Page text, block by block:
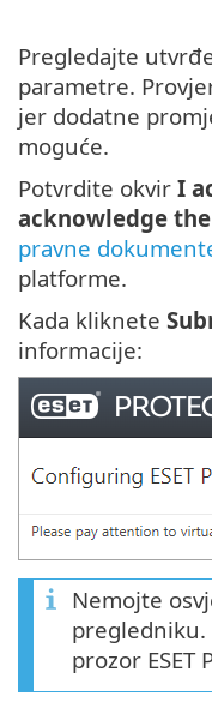
Pregledajte
parametre.
jer dodatne
moguće.
Potvrdite okvir I
acknowledge
pravne
platforme.
Kada kliknete
informacije:
Nemojte
prozor ESET